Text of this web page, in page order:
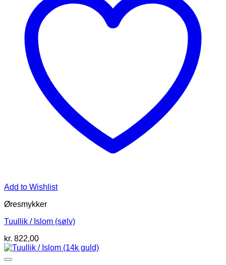
Add to Wishlist
Øresmykker
Tuullik / Islom (sølv)
kr. 822,00